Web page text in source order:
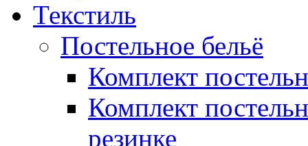
Текстиль
Постельное бельё
Комплект
Комплект
резинке